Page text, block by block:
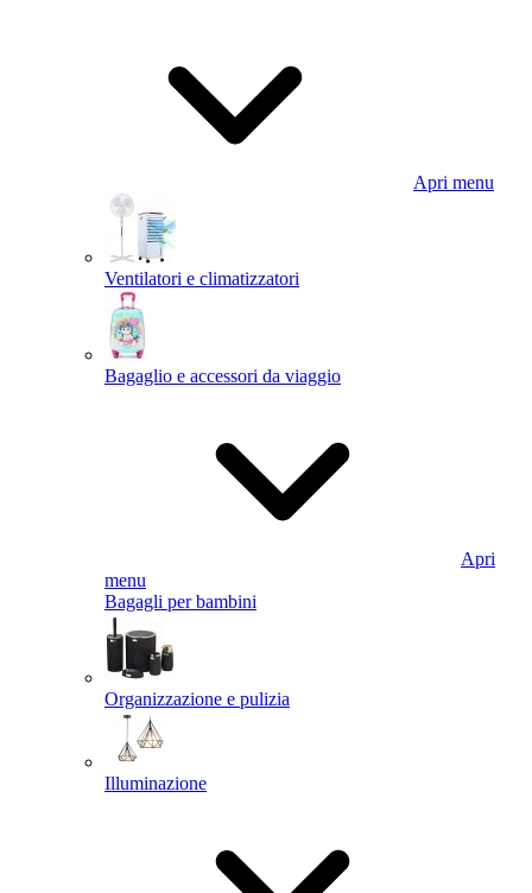
Apri menu
Ventilatori e climatizzatori
Bagaglio e accessori da viaggio
Apri
menu
Bagagli per bambini
Organizzazione e pulizia
Illuminazione